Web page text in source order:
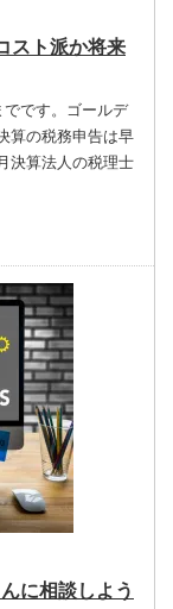
スト派か将来
です。ゴールデ
算の税務申告は早
決算法人の税理士
に相談しよう